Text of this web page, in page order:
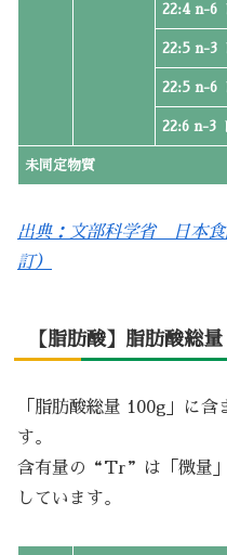
22:4 n-6
22:5 n-3
22:5 n-6
22:6 n-3
未同定物質
出典：文部科学省 日本食
訂）
【脂肪酸】脂肪酸総
「脂肪酸総量 100g」に
す。
含有量の“Tr”は「微量
しています。